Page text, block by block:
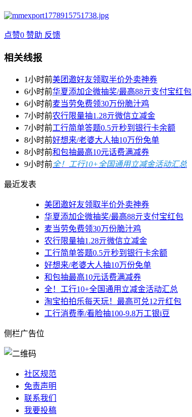
点赞0 赞助 反馈
相关线报
1小时前美团邀好友领取半价外卖神券
6小时前华夏添加企微抽奖/最高88亓支付宝红包
6小时前麦当劳免费领30万份脆汁鸡
7小时前农行限量抽1.28亓微信立减金
7小时前工行简单答题0.5亓秒到银行卡余额
8小时前好想来/老婆大人抽10万份免单
8小时前和包抽最高10元话费满减券
9小时前全！工行10+全国通用立减金活动汇总
最近发表
美团邀好友领取半价外卖神券
华夏添加企微抽奖/最高88亓支付宝红包
麦当劳免费领30万份脆汁鸡
农行限量抽1.28亓微信立减金
工行简单答题0.5亓秒到银行卡余额
好想来/老婆大人抽10万份免单
和包抽最高10元话费满减券
全！工行10+全国通用立减金活动汇总
淘宝拍拍乐每天玩！最高可兑12亓红包
工行消费季/看脸抽100-9.8万工银i豆
侧栏广告位
社区规范
免责声明
联系我们
我要投稿